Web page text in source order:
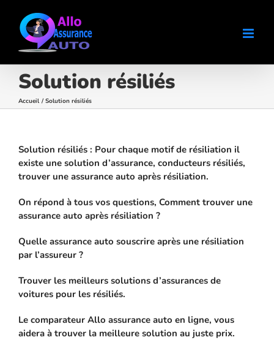
contenu
Solution résiliés
Accueil Solution résiliés
Solution résiliés : Pour chaque motif de résiliation il
existe une solution d’assurance, conducteurs résiliés,
trouver une assurance auto après résiliation.
On répond à tous vos questions, Comment trouver une
assurance auto après résiliation ?
Quelle assurance auto souscrire après une résiliation
par l’assureur ?
Trouver les meilleurs solutions d’assurances de
voitures pour les résiliés.
Le comparateur Allo assurance auto en ligne, vous
aidera à trouver la meilleure solution au juste prix.